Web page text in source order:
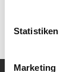
Statistiken
Marketing